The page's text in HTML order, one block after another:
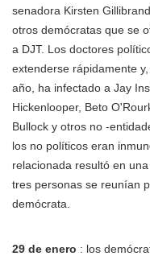
senadora Kirsten
otros demócratas que se
a DJT. Los doctores
extenderse rápidamente
año, ha infectado a Jay
Hickenlooper, Beto
Bullock y otros no -
los no políticos eran
relacionada resultó en
tres personas se reunían
demócrata.
29 de enero : los